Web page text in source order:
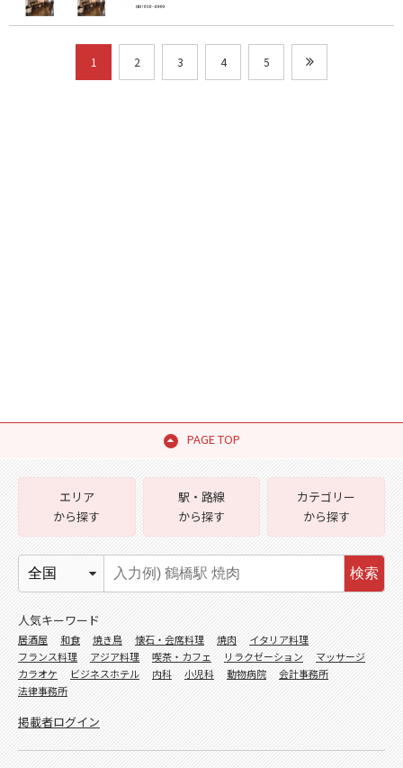
1 2 3 4 5
PAGE TOP
エリア
から探す
駅・路線
から探す
カテゴリー
から探す
検索
人気キーワード
居酒屋 和食 焼き鳥 懐石・会席料理 焼肉
イタリア料理
フランス料理
アジア料理 喫茶・カフェ リラクゼーション
マッサージ
カラオケ
ビジネスホテル 内科 小児科 動物病院
会計事務所
法律事務所
掲載者ログイン